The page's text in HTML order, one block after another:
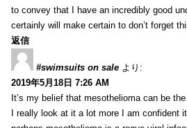
to convey that I have an incredibly good
certainly will make certain to don’t forget
返信
#swimsuits on sale より:
2019年5月18日 7:26 AM
It’s my belief that mesothelioma can be
I really look at it a lot more I am confident